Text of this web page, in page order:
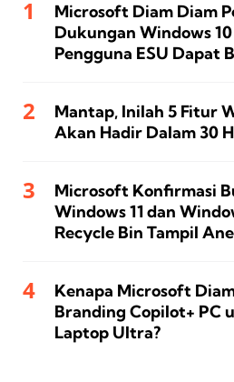
Microsoft Diam Diam
Dukungan Windows
Pengguna ESU Dapat
Mantap, Inilah 5 Fitur
Akan Hadir Dalam 30
Microsoft Konfirmasi
Windows 11 dan
Recycle Bin Tampil
Kenapa Microsoft
Branding Copilot+ PC
Laptop Ultra?